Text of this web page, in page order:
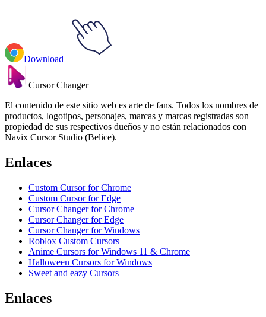
Download
Cursor Changer
El contenido de este sitio web es arte de fans. Todos los nombres de
productos, logotipos, personajes, marcas y marcas registradas son
propiedad de sus respectivos dueños y no están relacionados con
Navix Cursor Studio (Belice).
Enlaces
Custom Cursor for Chrome
Custom Cursor for Edge
Cursor Changer for Chrome
Cursor Changer for Edge
Cursor Changer for Windows
Roblox Custom Cursors
Anime Cursors for Windows 11 & Chrome
Halloween Cursors for Windows
Sweet and eazy Cursors
Enlaces